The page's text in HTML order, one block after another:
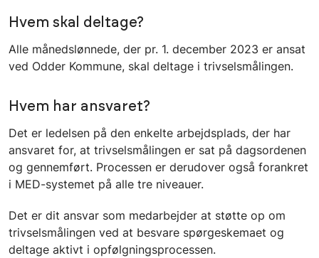
Hvem skal deltage?
Alle månedslønnede, der pr. 1. december 2023 er ansat
ved Odder Kommune, skal deltage i trivselsmålingen.
Hvem har ansvaret?
Det er ledelsen på den enkelte arbejdsplads, der har
ansvaret for, at trivselsmålingen er sat på dagsordenen
og gennemført. Processen er derudover også forankret
i MED-systemet på alle tre niveauer.
Det er dit ansvar som medarbejder at støtte op om
trivselsmålingen ved at besvare spørgeskemaet og
deltage aktivt i opfølgningsprocessen.